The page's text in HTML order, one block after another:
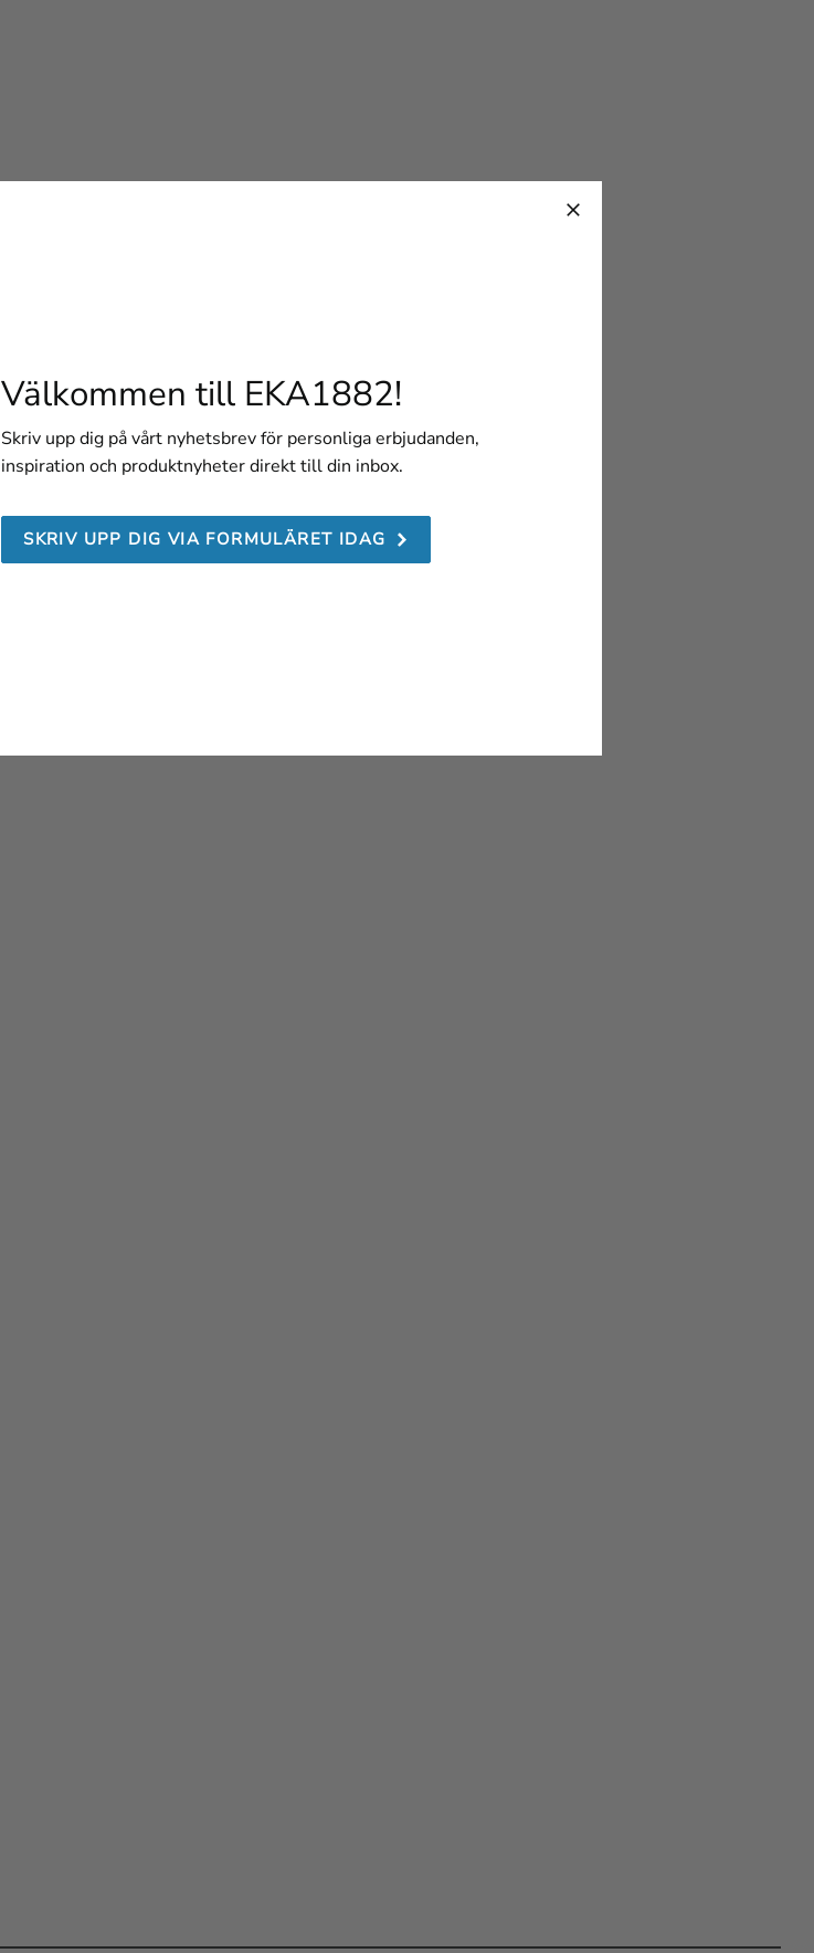
Välkommen till EKA1882!
Skriv upp dig på vårt nyhetsbrev för personliga erbjudanden,
inspiration och produktnyheter direkt till din inbox.
SKRIV UPP DIG VIA FORMULÄRET IDAG